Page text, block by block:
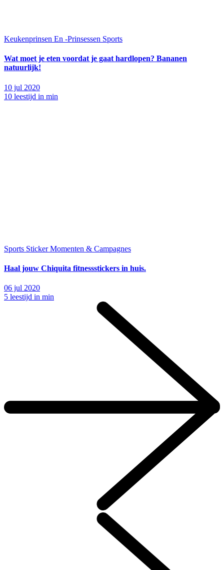
Keukenprinsen En -Prinsessen Sports
Wat moet je eten voordat je gaat hardlopen? Bananen
natuurlijk!
10 jul 2020
10 leestijd in min
Sports Sticker Momenten & Campagnes
Haal jouw Chiquita fitnessstickers in huis.
06 jul 2020
5 leestijd in min